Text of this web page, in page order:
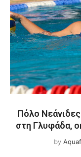
Πόλο
στη Γλυφάδα,
by